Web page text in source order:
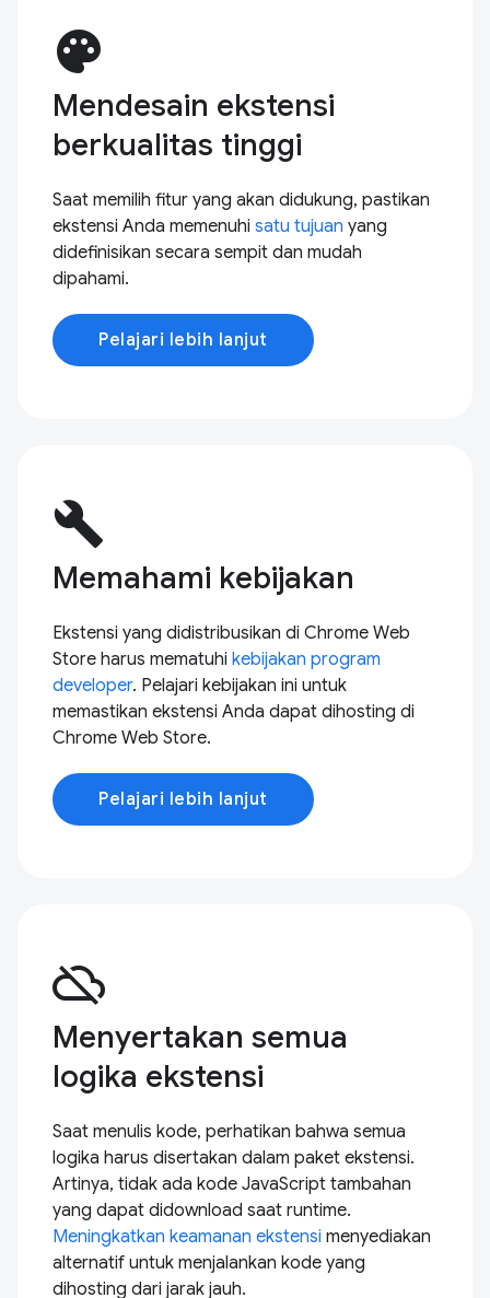
palette
Mendesain ekstensi
berkualitas tinggi
Saat memilih fitur yang akan didukung, pastikan
ekstensi Anda memenuhi satu tujuan yang
didefinisikan secara sempit dan mudah
dipahami.
Pelajari lebih lanjut
build
Memahami kebijakan
Ekstensi yang didistribusikan di Chrome Web
Store harus mematuhi kebijakan program
developer. Pelajari kebijakan ini untuk
memastikan ekstensi Anda dapat dihosting di
Chrome Web Store.
Pelajari lebih lanjut
cloud_off
Menyertakan semua
logika ekstensi
Saat menulis kode, perhatikan bahwa semua
logika harus disertakan dalam paket ekstensi.
Artinya, tidak ada kode JavaScript tambahan
yang dapat didownload saat runtime.
Meningkatkan keamanan ekstensi menyediakan
alternatif untuk menjalankan kode yang
dihosting dari jarak jauh.